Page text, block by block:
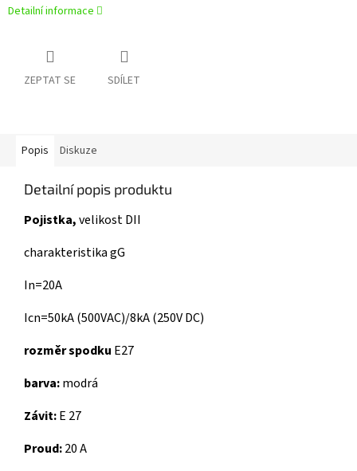
Detailní informace
ZEPTAT SE SDÍLET
Popis Diskuze
Detailní popis produktu
Pojistka,velikost DII
charakteristika gG
In=20A
Icn=50kA (500VAC)/8kA (250V DC)
rozměr spodku E27
barva:modrá
Závit:E 27
Proud:20 A